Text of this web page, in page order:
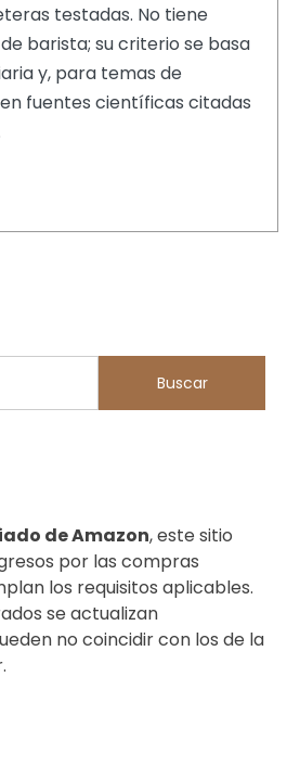
testadas. No tiene
barista; su criterio se basa
y, para temas de
fuentes científicas citadas
Buscar
de Amazon, este sitio
por las compras
los requisitos aplicables.
se actualizan
no coincidir con los de la